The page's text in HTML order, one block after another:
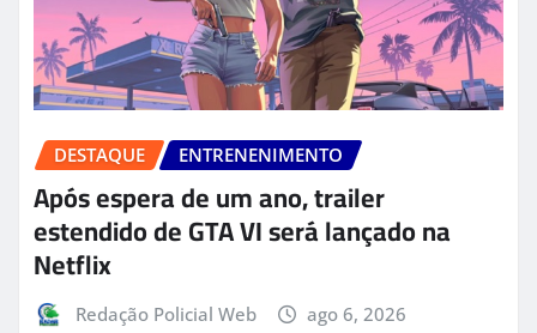
DESTAQUE ENTRENENIMENTO
Após espera de um ano, trailer
estendido de GTA VI será lançado na
Netflix
Redação Policial Web ago 6, 2026